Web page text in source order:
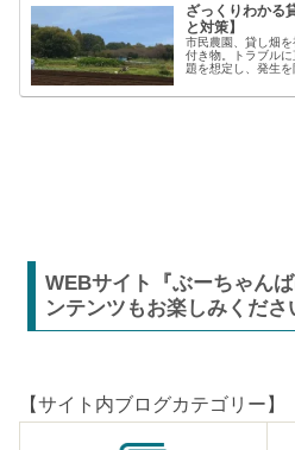
ざっくりわかる
と対策】
市民農園、貸し畑
付き物。トラブル
題を想定し、発生
【困った】と【ト
WEBサイト『ぶーちゃん
ンテンツもお楽しみくださ
【サイト内ブログカテゴリー】